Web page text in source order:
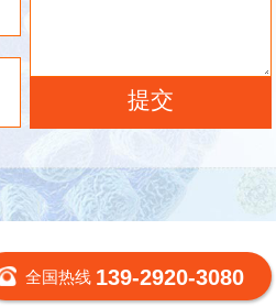
全国热线 139-2920-3080